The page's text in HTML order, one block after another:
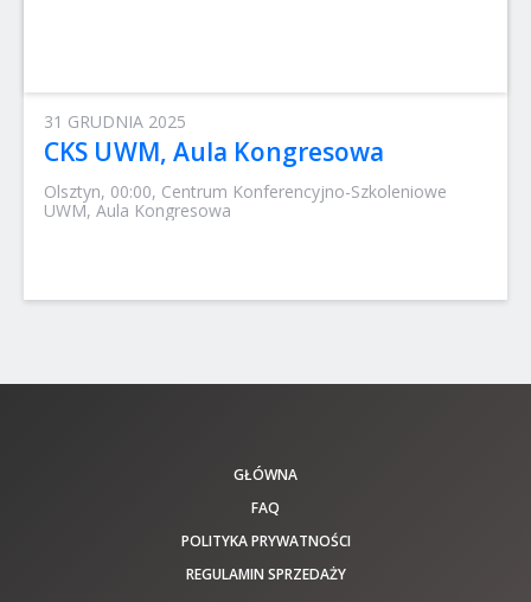
31 GRUDNIA 2025
CKS UWM, Aula Kongresowa
Olsztyn, 00:00, Centrum Konferencyjno-Szkoleniowe
UWM, Aula Kongresowa
GŁÓWNA
FAQ
POLITYKA PRYWATNOŚCI
REGULAMIN SPRZEDAŻY